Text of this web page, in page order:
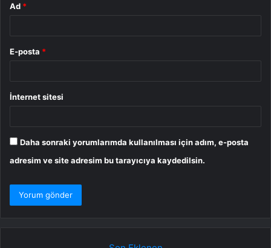
Ad *
E-posta *
İnternet sitesi
Daha sonraki yorumlarımda kullanılması için adım, e-posta
adresim ve site adresim bu tarayıcıya kaydedilsin.